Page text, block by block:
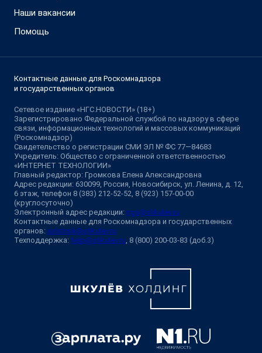
Наши вакансии
Помощь
Контактные данные для Роскомнадзора
и государственных органов
Сетевое издание «НГС.НОВОСТИ» (18+)
Зарегистрировано Федеральной службой по надзору в сфере
связи, информационных технологий и массовых коммуникаций
(Роскомнадзор)
Свидетельство о регистрации СМИ ЭЛ № ФС 77—84683
Учредитель: Общество с ограниченной ответственностью
«ИНТЕРНЕТ ТЕХНОЛОГИИ»
Главный редактор: Громкова Елена Александровна
Адрес редакции: 630099, Россия, Новосибирск, ул. Ленина, д. 12,
6 этаж, телефон 8 (383) 212-52-52, 8 (923) 157-00-00
(круглосуточно)
Электронный адрес редакции: ngs@shkulev.ru
Контактные данные для Роскомнадзора и государственных
органов: juristnsk@shkulev.ru
Техподдержка: help@shkulev.ru, 8 (800) 200-03-83 (доб.3)